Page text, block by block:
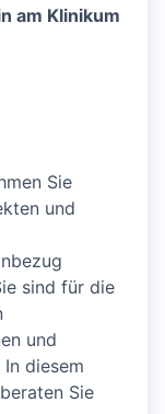
am Klinikum
Sie
und
sind für die
und
diesem
Sie